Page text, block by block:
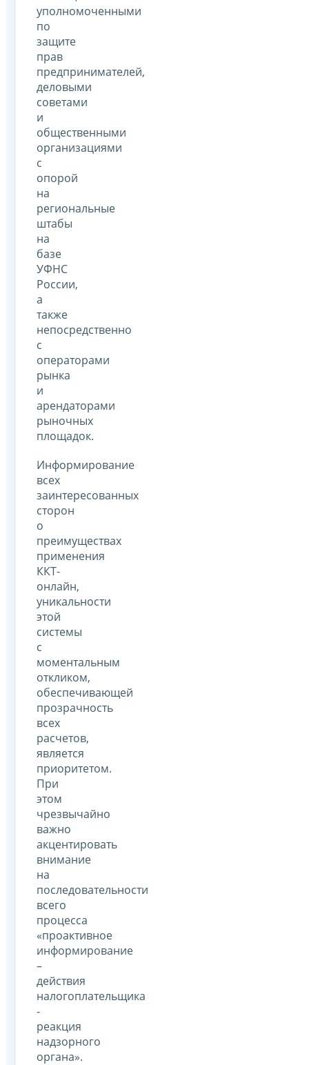
уполномоченными
по
защите
прав
предпринимателей,
деловыми
советами
и
общественными
организациями
с
опорой
на
региональные
штабы
на
базе
УФНС
России,
а
также
непосредственно
с
операторами
рынка
и
арендаторами
рыночных
площадок.
Информирование
всех
заинтересованных
сторон
о
преимуществах
применения
ККТ-
онлайн,
уникальности
этой
системы
с
моментальным
откликом,
обеспечивающей
прозрачность
всех
расчетов,
является
приоритетом.
При
этом
чрезвычайно
важно
акцентировать
внимание
на
последовательности
всего
процесса
«проактивное
информирование
–
действия
налогоплательщика
-
реакция
надзорного
органа».